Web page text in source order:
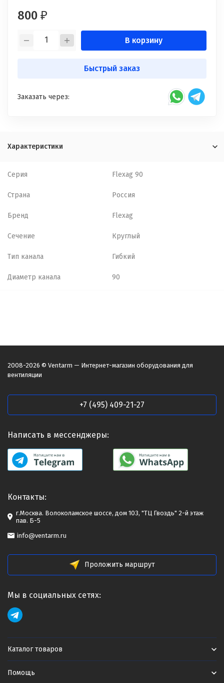
800 ₽
В корзину
Быстрый заказ
Заказать через:
Характеристики
Серия Flexag 90
Страна Россия
Бренд Flexag
Сечение Круглый
Тип канала Гибкий
Диаметр канала 90
2008-2026 © Ventarm — Интернет-магазин оборудования для
вентиляции
+7 (495) 409-21-27
Написать в мессенджеры:
Контакты:
г.Москва. Волоколамское шоссе, дом 103, "ТЦ Гвоздь" 2-й этаж
пав. Б-5
info@ventarm.ru
Проложить маршрут
Мы в социальных сетях:
Каталог товаров
Помощь